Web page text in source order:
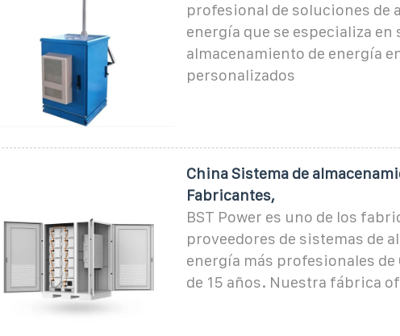
profesional de soluciones de
energía que se especializa en
almacenamiento de energía
personalizados
China Sistema de
Fabricantes,
BST Power es uno de los
proveedores de sistemas de
energía más profesionales
de 15 años. Nuestra fábrica